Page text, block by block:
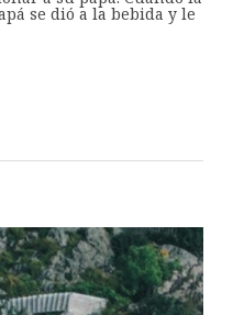
se dió a la bebida y le